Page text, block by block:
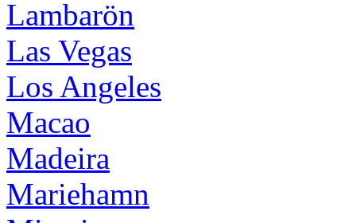
Lambarön
Las Vegas
Los Angeles
Macao
Madeira
Mariehamn